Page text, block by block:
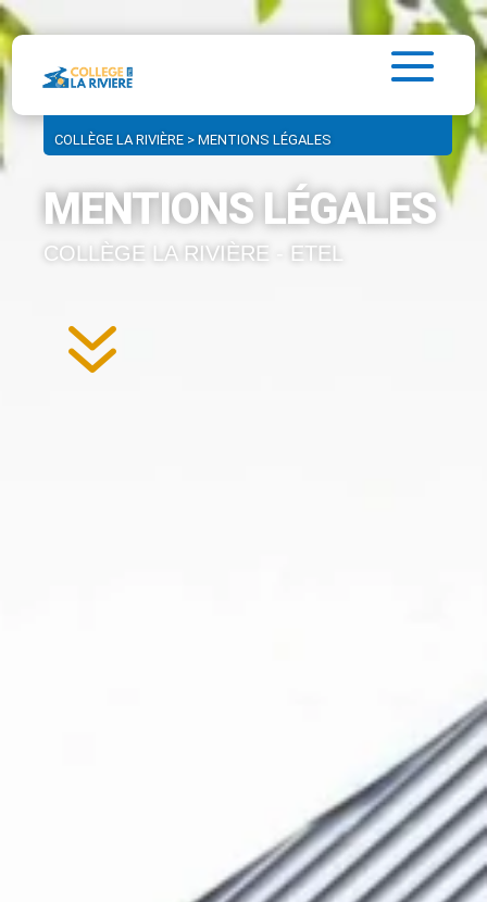
COLLÈGE LA RIVIÈRE > MENTIONS LÉGALES
MENTIONS LÉGALES
COLLÈGE LA RIVIÈRE - ETEL
7